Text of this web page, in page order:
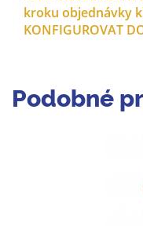
kroku objednávky
KONFIGUROVAT
Podobné